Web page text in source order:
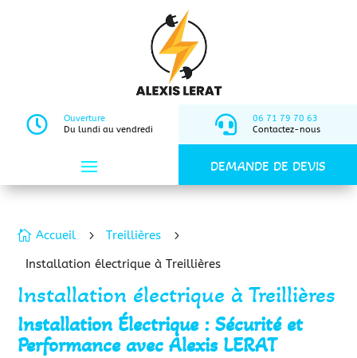

Ouverture
Du lundi au vendredi

06 71 79 70 63
Contactez-nous
DEMANDE DE DEVIS
 Accueil 5 Treillières
5
Installation électrique à Treillières
Installation électrique à Treillières
Installation Électrique : Sécurité et
Performance avec Alexis LERAT